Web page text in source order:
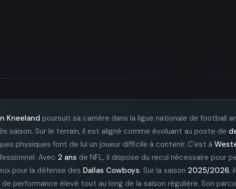
Kneeland poursuit sa carrière dans la ligue nationale de football
saison. Sur le terrain, il est aligné comme évoluant au poste de
physiques font de lui un joueur difficile à contenir. C'est à
Avec 2 ans de NFL, il dispose du recul nécessaire pour
pour la défense des Dallas Cowboys. Sur la saison 2025/2026,
de performance élevé tout au long de la saison régulière. Son